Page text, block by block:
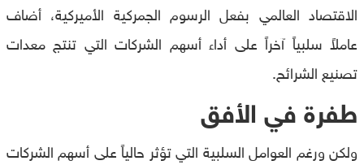
الاقتصاد العالمي بفعل الرسوم الجمركية الأميركية، أضاف
عاملاً سلبياً آخراً على أداء أسهم الشركات التي تنتج معدات
تصنيع الشرائح.
طفرة في الأفق
ولكن ورغم العوامل السلبية التي تؤثر حالياً على أسهم الشركات